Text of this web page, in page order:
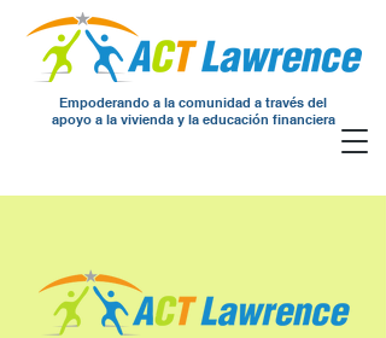
Empoderando a la comunidad a través del
apoyo a la vivienda y la educación financiera